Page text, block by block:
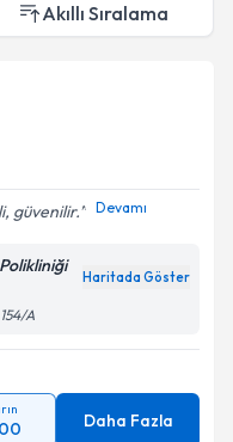
Akıllı Sıralama
güvenilir. Devamı
Haritada Göster
A
Daha Fazla